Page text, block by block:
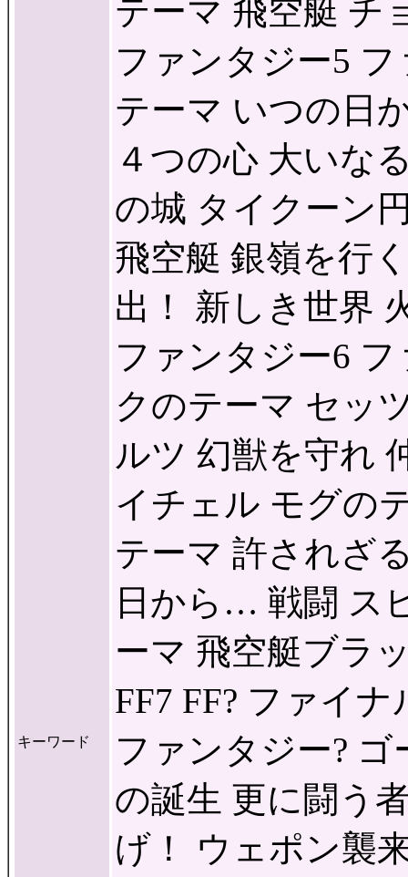
キーワード
テーマ 飛空艇 チ
ファンタジー5
テーマ いつの日
４つの心 大いな
の城 タイクーン
飛空艇 銀嶺を行
出！ 新しき世界
ファンタジー6
クのテーマ セッ
ルツ 幻獣を守れ
イチェル モグの
テーマ 許されざ
日から… 戦闘 ス
ーマ 飛空艇ブラ
FF7 FF? ファイ
ファンタジー?
の誕生 更に闘う
げ！ ウェポン襲